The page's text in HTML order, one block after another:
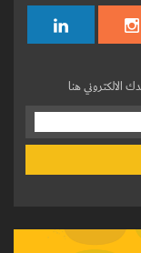
الالكتروني هنا